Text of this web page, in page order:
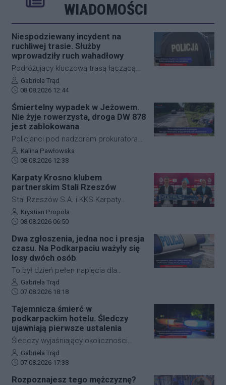
WIADOMOŚCI
Niespodziewany incydent na
ruchliwej trasie. Służby
wprowadziły ruch wahadłowy
Podróżujący kluczową trasą łączącą
Jasło z Gorlicami muszą uzbroić się w
cierpliwość. Niespodziewane
zdarzenie drogowe w miejscowości
Przysieki doprowadziło do utrudnień na
drodze krajowej nr 28. Na miejscu
natychmiast pojawiła się policja, która
wprowadziła zmianę w organizacji
ruchu, by zabezpieczyć teren i uniknąć
Autor artykułu:
Gabriela Trąd
Data dodania artykułu:
08.08.2026 12:44
Śmiertelny wypadek w Jeżowem.
Nie żyje rowerzysta, droga DW 878
jest zablokowana
Policjanci pod nadzorem prokuratora
ustalają szczegółowe okoliczności
tragicznego wypadku, do którego
Jeżowe w powiecie niżańskim. W
wyniku zderzenia samochodu
osobowego z rowerzystą, śmierć na
miejscu poniósł kierujący jednośladem.
Droga wojewódzka nr 878 jest
całkowicie zablokowana.
Autor artykułu:
Kalina Pawłowska
Data dodania artykułu:
08.08.2026 12:38
Karpaty Krosno klubem
partnerskim Stali Rzeszów
Stal Rzeszów S.A. i KKS Karpaty
Krosno rozpoczęły oficjalną
współpracę. Kluby podpisały
długoterminową umowę partnerską,
która ma obejmować m.in. wymianę
doświadczeń, rozwój szkolenia
młodzieży oraz obserwację i
pozyskiwanie utalentowanych
zawodników z regionu.
Autor artykułu:
Krystian Propola
Data dodania artykułu:
08.08.2026 06:50
Dwa zgłoszenia, jedna noc i presja
czasu. Na Podkarpaciu ważyły się
losy dwóch osób
To był dzień pełen napięcia dla
funkcjonariuszy z powiatu niżańskiego.
W ciągu zaledwie kilkunastu godzin
służby ratunkowe musiały
przeprowadzić dwie niezależne,
intensywne akcje poszukiwawcze. W
obu przypadkach chodziło o ludzkie
życie, a kluczową rolę odegrał czas.
Dzięki błyskawicznej mobilizacji policji,
nowoczesnej technologii, obie historie
Autor artykułu:
Gabriela Trąd
Data dodania artykułu:
07.08.2026 18:18
Tajemnicza śmierć w
podkarpackim hotelu. Śledczy
ujawniają pierwsze ustalenia
Śledczy wyjaśniający okoliczności
tragicznego zdarzenia na terenie
jednego z sanockich hoteli dysponują
Autor artykułu:
Gabriela Trąd
Data dodania artykułu:
07.08.2026 17:38
Rozpoznajesz tego mężczyznę?